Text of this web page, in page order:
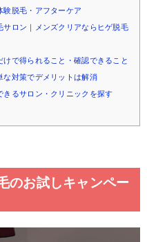
験脱毛・アフターケア
ロン｜メンズクリアならヒゲ脱毛
で得られること・確認できること
な対策でデメリットは解消
きるサロン・クリニックを探す
のお試しキャンペー